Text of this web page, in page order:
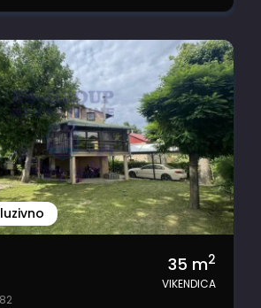
35 m2
VIKENDICA